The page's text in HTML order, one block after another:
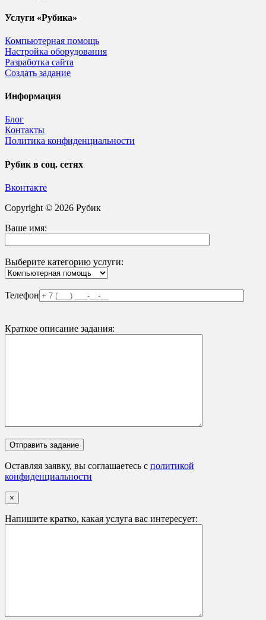
Услуги «Рубика»
Компьютерная помощь
Настройка оборудования
Разработка сайта
Создать задание
Информация
Блог
Контакты
Политика конфиденциальности
Рубик в соц. сетях
Вконтакте
Copyright © 2026 Рубик
Ваше имя:
Выберите категорию услуги:
Телефон
Краткое описание задания:
Оставляя заявку, вы соглашаетесь с политикой
конфиденциальности
×
Напишите кратко, какая услуга вас интересует: